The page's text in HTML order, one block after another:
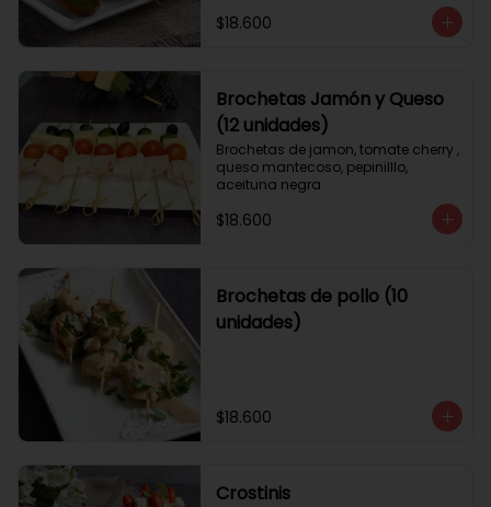
$18.600
Brochetas Jamón y Queso
(12 unidades)
Brochetas de jamon, tomate cherry ,
queso mantecoso, pepinilllo,
aceituna negra
$18.600
Brochetas de pollo (10
unidades)
$18.600
Crostinis